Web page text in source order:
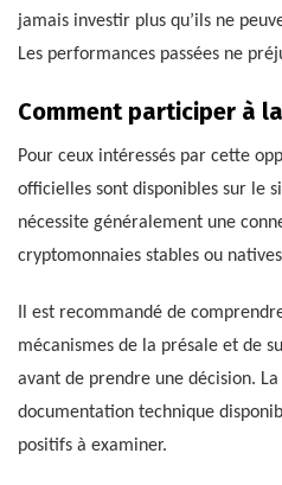
jamais investir plus qu’ils ne
Les performances passées ne
Comment participer à
Pour ceux intéressés par cette
officielles sont disponibles sur le
nécessite généralement une
cryptomonnaies stables ou
Il est recommandé de
mécanismes de la présale et de
avant de prendre une décision.
documentation technique
positifs à examiner.